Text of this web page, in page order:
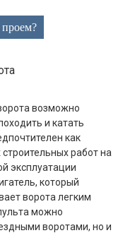
возможно
и катать
как
работ на
эксплуатации
который
ворота легким
можно
воротами, но и